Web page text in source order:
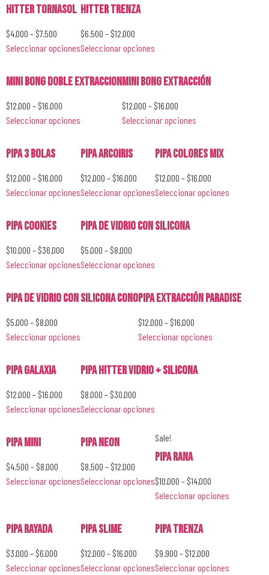
Hitter Tornasol
$4.000 – $7.500
Seleccionar opciones
Hitter Trenza
$6.500 – $12.000
Seleccionar opciones
Mini Bong Doble Extraccion
$12.000 – $16.000
Seleccionar opciones
Mini Bong Extracción
$12.000 – $16.000
Seleccionar opciones
Pipa 3 Bolas
$12.000 – $16.000
Seleccionar opciones
Pipa Arcoiris
$12.000 – $16.000
Seleccionar opciones
Pipa Colores Mix
$12.000 – $16.000
Seleccionar opciones
Pipa Cookies
$10.000 – $36.000
Seleccionar opciones
Pipa de Vidrio con Silicona
$5.000 – $8.000
Seleccionar opciones
Pipa de Vidrio con Silicona Cono
$5.000 – $8.000
Seleccionar opciones
Pipa Extracción Paradise
$12.000 – $16.000
Seleccionar opciones
Pipa Galaxia
$12.000 – $16.000
Seleccionar opciones
Pipa Hitter Vidrio + Silicona
$8.000 – $30.000
Seleccionar opciones
Pipa Mini
$4.500 – $8.000
Seleccionar opciones
Pipa Neon
$8.500 – $12.000
Seleccionar opciones
Sale!
Pipa Rana
$10.000 – $14.000
Seleccionar opciones
Pipa Rayada
$3.000 – $6.000
Seleccionar opciones
Pipa Slime
$12.000 – $16.000
Seleccionar opciones
Pipa Trenza
$9.900 – $12.000
Seleccionar opciones